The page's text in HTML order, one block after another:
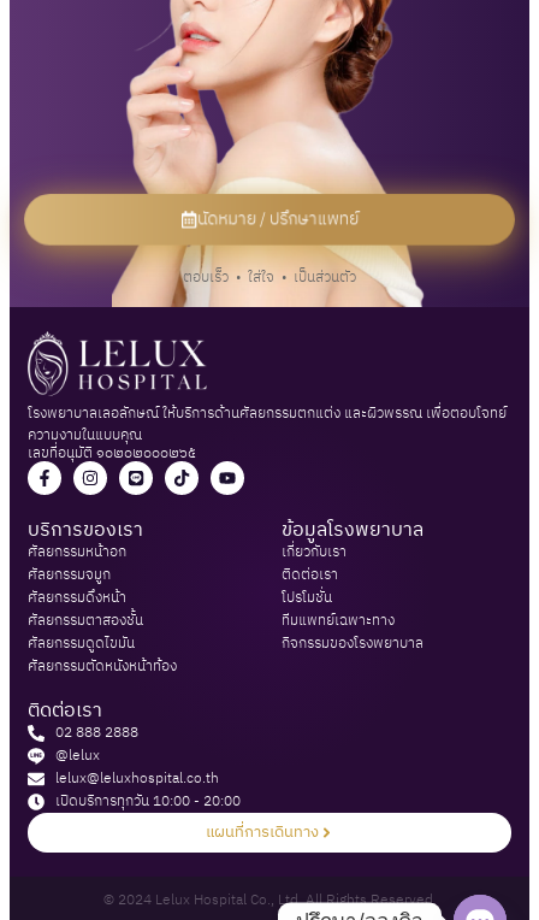
นัดหมาย / ปรึกษาแพทย์
ตอบเร็ว • ใส่ใจ • เป็นส่วนตัว
โรงพยาบาลเลอลักษณ์ ให้บริการด้านศัลยกรรมตกแต่ง และผิวพรรณ เพื่อตอบโจทย์
ความงามในแบบคุณ
เลขที่อนุมัติ ๑๐๒๐๒๐๐๐๒๖๕
บริการของเรา
ศัลยกรรมหน้าอก​
ศัลยกรรมจมูก
ศัลยกรรมดึงหน้า​
ศัลยกรรมตาสองชั้น​
ศัลยกรรมดูดไขมัน​
ศัลยกรรมตัดหนังหน้าท้อง​
ข้อมูลโรงพยาบาล
เกี่ยวกับเรา​
ติดต่อเรา​
โปรโมชั่น​
ทีมแพทย์เฉพาะทาง
กิจกรรมของโรงพยาบาล​
ติดต่อเรา
02 888 2888
@lelux
lelux@leluxhospital.co.th
เปิดบริการทุกวัน 10:00 - 20:00​
แผนที่การเดินทาง
© 2024 Lelux Hospital Co., Ltd. All Rights Reserved.